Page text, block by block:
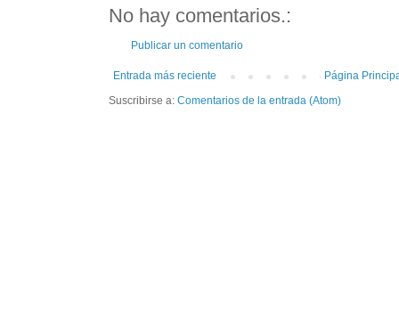
No hay comentarios.:
Publicar un comentario
Entrada más reciente
Página
Suscribirse a: Comentarios de la entrada (Atom)